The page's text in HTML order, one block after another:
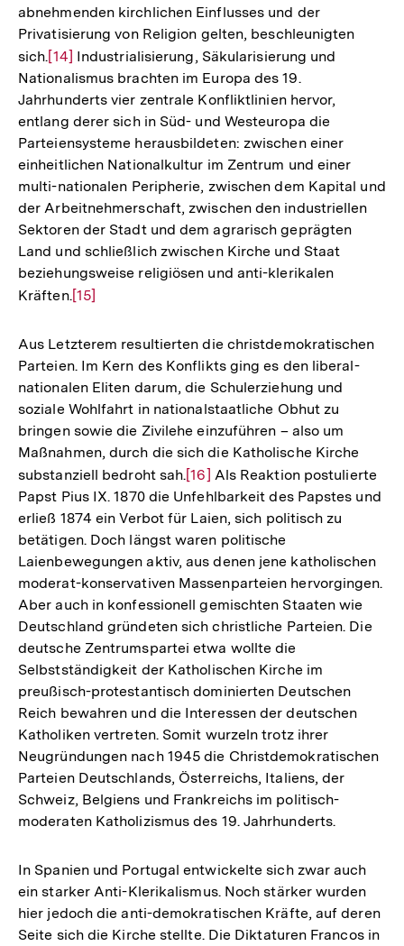
abnehmenden kirchlichen Einflusses und der
Privatisierung von Religion gelten, beschleunigten
sich.Zur
Auflösung
der
Fußnote
[14] Industrialisierung, Säkularisierung und
Nationalismus brachten im Europa des 19.
Jahrhunderts vier zentrale Konfliktlinien hervor,
entlang derer sich in Süd- und Westeuropa die
Parteiensysteme herausbildeten: zwischen einer
einheitlichen Nationalkultur im Zentrum und einer
multi-nationalen Peripherie, zwischen dem Kapital und
der Arbeitnehmerschaft, zwischen den industriellen
Sektoren der Stadt und dem agrarisch geprägten
Land und schließlich zwischen Kirche und Staat
beziehungsweise religiösen und anti-klerikalen
Kräften.Zur
der
Fußnote
[15]
Aus Letzterem resultierten die christdemokratischen
Parteien. Im Kern des Konflikts ging es den liberal-
nationalen Eliten darum, die Schulerziehung und
soziale Wohlfahrt in nationalstaatliche Obhut zu
bringen sowie die Zivilehe einzuführen – also um
Maßnahmen, durch die sich die Katholische Kirche
substanziell bedroht sah.Zur
Auflösung
der
Fußnote
[16] Als Reaktion postulierte
Papst Pius IX. 1870 die Unfehlbarkeit des Papstes und
erließ 1874 ein Verbot für Laien, sich politisch zu
betätigen. Doch längst waren politische
Laienbewegungen aktiv, aus denen jene katholischen
moderat-konservativen Massenparteien hervorgingen.
Aber auch in konfessionell gemischten Staaten wie
Deutschland gründeten sich christliche Parteien. Die
deutsche Zentrumspartei etwa wollte die
Selbstständigkeit der Katholischen Kirche im
preußisch-protestantisch dominierten Deutschen
Reich bewahren und die Interessen der deutschen
Katholiken vertreten. Somit wurzeln trotz ihrer
Neugründungen nach 1945 die Christdemokratischen
Parteien Deutschlands, Österreichs, Italiens, der
Schweiz, Belgiens und Frankreichs im politisch-
moderaten Katholizismus des 19. Jahrhunderts.
In Spanien und Portugal entwickelte sich zwar auch
ein starker Anti-Klerikalismus. Noch stärker wurden
hier jedoch die anti-demokratischen Kräfte, auf deren
Seite sich die Kirche stellte. Die Diktaturen Francos in